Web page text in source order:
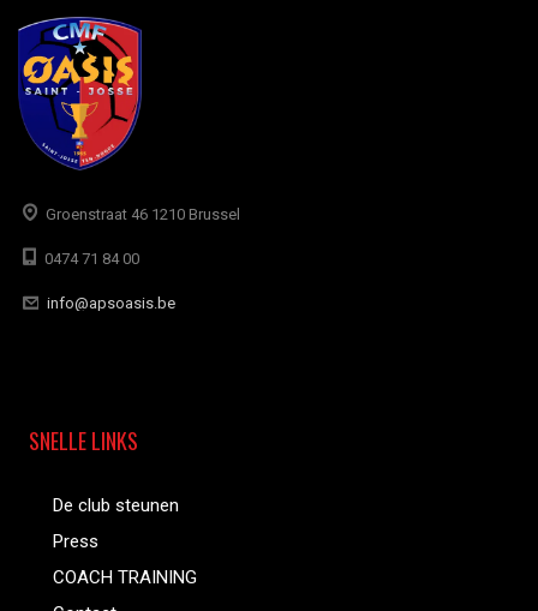
Groenstraat 46 1210 Brussel
0474 71 84 00
info@apsoasis.be
SNELLE LINKS
De club steunen
Press
COACH TRAINING